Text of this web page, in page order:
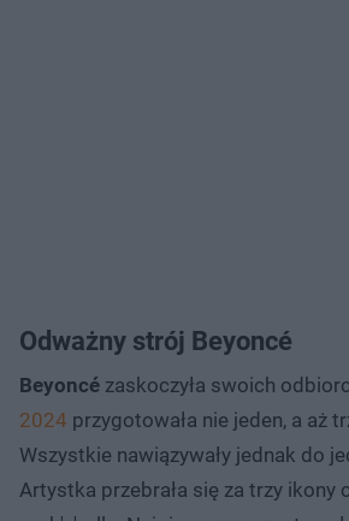
Odważny strój Beyoncé
Beyoncé zaskoczyła swoich
2024 przygotowała nie jeden, a aż
Wszystkie nawiązywały jednak do
Artystka przebrała się za trzy ikony